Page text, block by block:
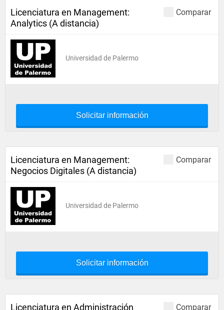
Comparar
Licenciatura en Management:
Analytics (A distancia)
Universidad de Palermo
Solicitar información
Comparar
Licenciatura en Management:
Negocios Digitales (A distancia)
Universidad de Palermo
Solicitar información
Comparar
Licenciatura en Administración